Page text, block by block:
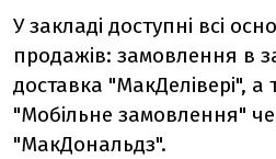
У закладі доступні всі
продажів: замовлення в
доставка "МакДелівері", а
"Мобільне замовлення"
"МакДональдз".